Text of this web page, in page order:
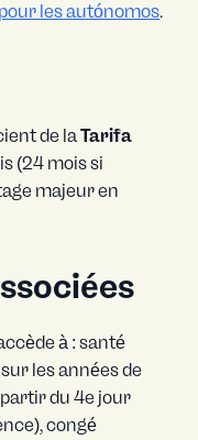
les autónomos.
de laTarifa
(24 mois si
majeur en
à : santé
les années de
du 4e jour
congé